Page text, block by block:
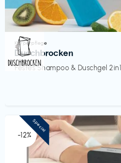
Körperpflege
Duschbrocken
Festes Shampoo & Duschgel 2in1
€‎
-12%
Special